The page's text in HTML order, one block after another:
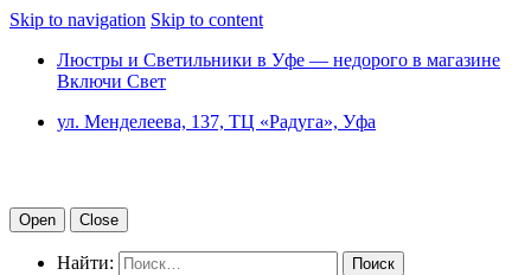
Skip to navigation Skip to content
Люстры и Светильники в Уфе — недорого в магазине
Включи Свет
ул. Менделеева, 137, ТЦ «Радуга», Уфа
Open Close
Найти: